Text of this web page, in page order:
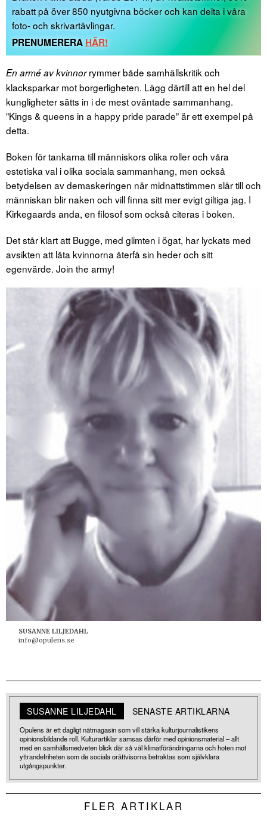
rabatt på över 850 nyutgivna böcker och kan delta i våra
foto- och skrivartävlingar.
PRENUMERERA HÄR!
En armé av kvinnorrymmer både samhällskritik och
klacksparkar mot borgerligheten. Lägg därtill att en hel del
kungligheter sätts in i de mest oväntade sammanhang.
”Kings & queens in a happy pride parade” är ett exempel på
detta.
Boken för tankarna till människors olika roller och våra
estetiska val i olika sociala sammanhang, men också
betydelsen av demaskeringen när midnattstimmen slår till och
människan blir naken och vill finna sitt mer evigt giltiga jag. I
Kirkegaards anda, en filosof som också citeras i boken.
Det står klart att Bugge, med glimten i ögat, har lyckats med
avsikten att låta kvinnorna återfå sin heder och sitt
egenvärde. Join the army!
SUSANNE LILJEDAHL
info@opulens.se
SUSANNE LILJEDAHL SENASTE ARTIKLARNA
Opulens är ett dagligt nätmagasin som vill stärka kulturjournalistikens
opinionsbildande roll. Kulturartiklar samsas därför med opinionsmaterial – allt
med en samhällsmedveten blick där så väl klimatförändringarna och hoten mot
yttrandefriheten som de sociala orättvisorna betraktas som självklara
utgångspunkter.
FLER ARTIKLAR